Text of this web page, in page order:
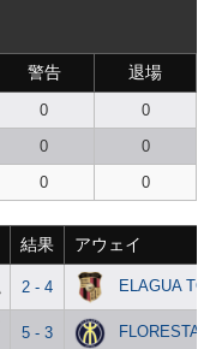
警告 退場
0
0
0
0
0 0
結果 アウェイ
2 - 4 ELAGUA
5 - 3 FLORESTA